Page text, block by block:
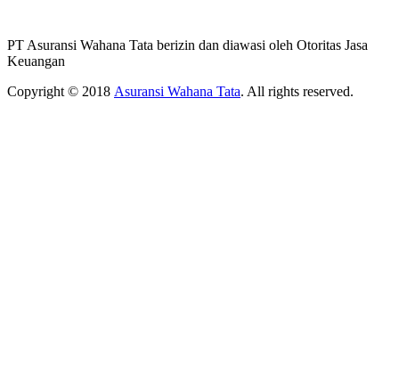
PT Asuransi Wahana Tata berizin dan diawasi oleh Otoritas Jasa
Keuangan
Copyright © 2018 Asuransi Wahana Tata. All rights reserved.